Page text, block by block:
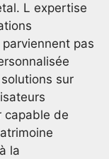
L expertise
pas
sur
capable de
la